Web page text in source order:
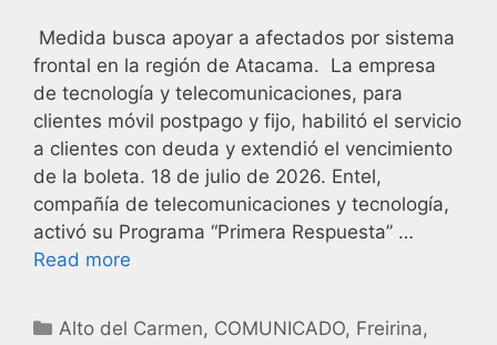
Medida busca apoyar a afectados por sistema
frontal en la región de Atacama. La empresa
de tecnología y telecomunicaciones, para
clientes móvil postpago y fijo, habilitó el servicio
a clientes con deuda y extendió el vencimiento
de la boleta. 18 de julio de 2026. Entel,
compañía de telecomunicaciones y tecnología,
activó su Programa “Primera Respuesta” …
Read more
Alto del Carmen, COMUNICADO, Freirina,